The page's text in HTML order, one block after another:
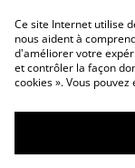
©2026Mme
Ce site Internet utilise
nous aident à
d'améliorer votre
et contrôler la façon
cookies ». Vous